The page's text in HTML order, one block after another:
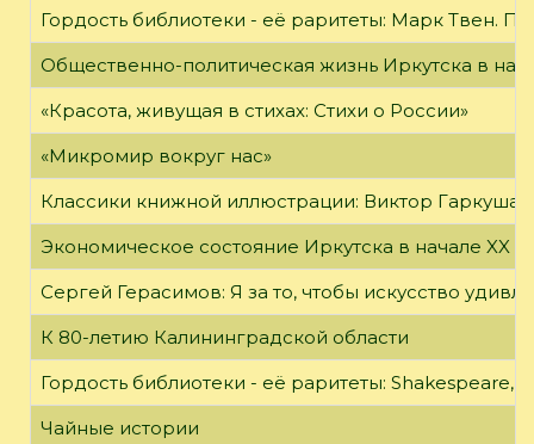
Гордость библиотеки - её раритеты: Марк Твен.
Общественно-политическая жизнь Иркутска в
«Красота, живущая в стихах: Стихи о России»
«Микромир вокруг нас»
Классики книжной иллюстрации: Виктор Гаркуша
Экономическое состояние Иркутска в начале XX
Сергей Герасимов: Я за то, чтобы искусство
К 80-летию Калининградской области
Гордость библиотеки - её раритеты: Shakespeare,
Чайные истории